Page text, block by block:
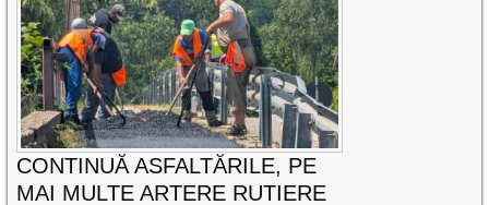
CONTINUĂ ASFALTĂRILE, PE
MAI MULTE ARTERE RUTIERE